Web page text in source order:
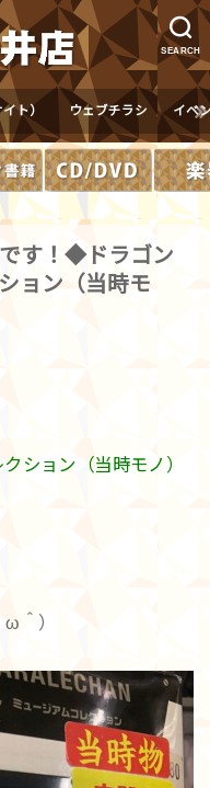
SEARCH
ト） ウェブチラシ イベ
です！◆ドラゴン
ョン（当時モ
ション（当時モノ）
＾）